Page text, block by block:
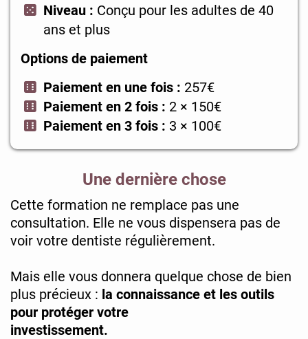
Niveau : Conçu pour les adultes de 40
ans et plus
Options de paiement
Paiement en une fois : 257€
Paiement en 2 fois : 2 × 150€
Paiement en 3 fois : 3 × 100€
Une dernière chose
Cette formation ne remplace pas une
consultation. Elle ne vous dispensera pas de
voir votre dentiste régulièrement.
Mais elle vous donnera quelque chose de bien
plus précieux : la connaissance et les outils
pour protéger votre
investissement.